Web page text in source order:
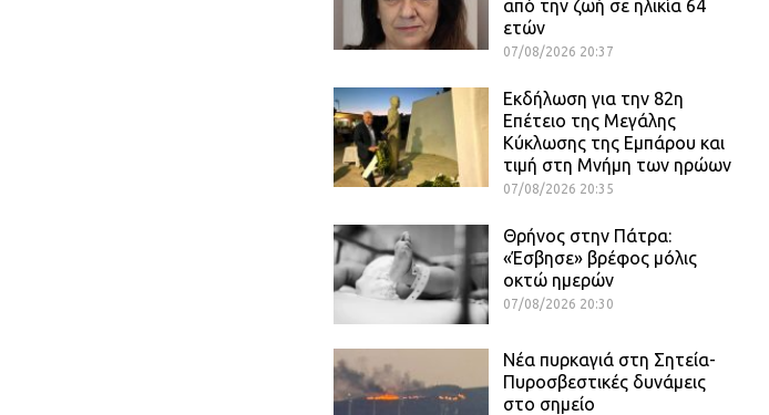
από την ζωή σε ηλικία 64
ετών
07/08/2026 20:37
Εκδήλωση για την 82η
Επέτειο της Μεγάλης
Κύκλωσης της Εμπάρου και
τιμή στη Μνήμη των ηρώων
07/08/2026 20:35
Θρήνος στην Πάτρα:
«Έσβησε» βρέφος μόλις
οκτώ ημερών
07/08/2026 20:30
Νέα πυρκαγιά στη Σητεία-
Πυροσβεστικές δυνάμεις
στο σημείο